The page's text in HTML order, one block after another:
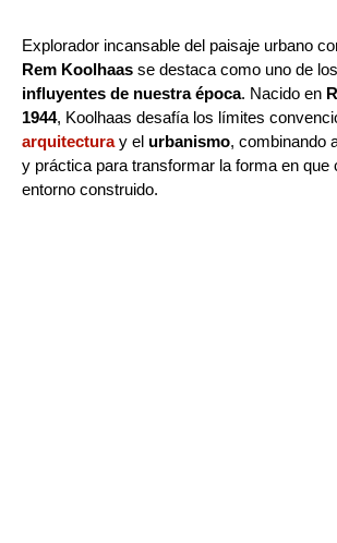
Explorador incansable del paisaje urbano
Rem Koolhaas se destaca como uno de los
influyentes de nuestra época. Nacido en
1944, Koolhaas desafía los límites
arquitecturay el urbanismo, combinando
y práctica para transformar la forma en que
entorno construido.